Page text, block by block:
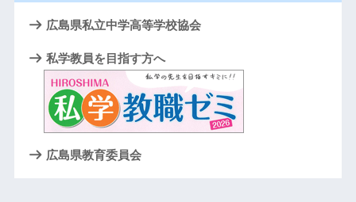
広島県私立中学高等学校協会
私学教員を目指す方へ
広島県教育委員会